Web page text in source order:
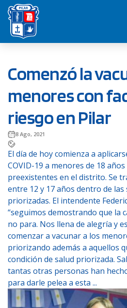
Saltar
contenido
Comenzó la
menores con
riesgo en Pilar
8 Ago, 2021
El día de hoy comienza a
COVID-19 a menores de 18
preexistentes en el distrito. Se
entre 12 y 17 años dentro de las
priorizadas. El intendente
“seguimos demostrando que la
no para. Nos llena de alegría y
comenzar a vacunar a los
priorizando además a aquellos
condición de salud priorizada.
tantas otras personas han
para darle pelea a esta ...